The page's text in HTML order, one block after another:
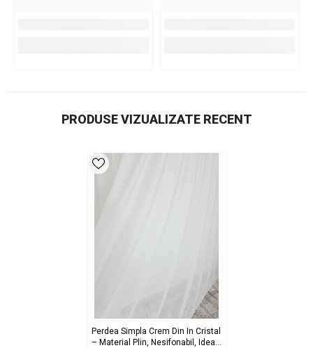
PRODUSE VIZUALIZATE RECENT
Perdea Simpla Crem Din In Cristal
– Material Plin, Nesifonabil, Ideala